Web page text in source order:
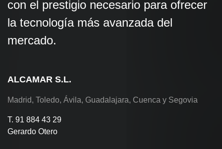
con el prestigio necesario para ofrecer
la tecnología más avanzada del
mercado.
ALCAMAR S.L.
Madrid, Toledo, Ávila, Guadalajara, Cuenca y Segovia
T. 91 884 43 29
Gerardo Otero